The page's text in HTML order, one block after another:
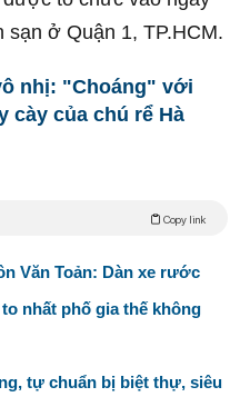
sạn ở Quận 1, TP.HCM.
nhị: "Choáng" với
cày của chú rể Hà
Copy link
Văn Toản: Dàn xe rước
nhất phố gia thế không
tự chuẩn bị biệt thự, siêu